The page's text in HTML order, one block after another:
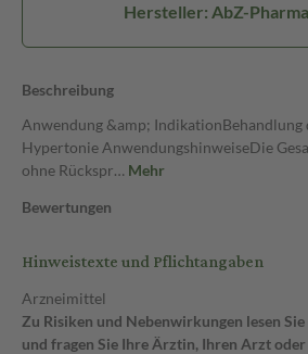
Hersteller: AbZ-
Beschreibung
Anwendung &amp; IndikationBehandlung
Hypertonie AnwendungshinweiseDie
ohne Rückspr… Mehr
Bewertungen
Hinweistexte und Pflichtangaben
Arzneimittel
Zu Risiken und Nebenwirkungen lesen
und fragen Sie Ihre Ärztin, Ihren Arzt